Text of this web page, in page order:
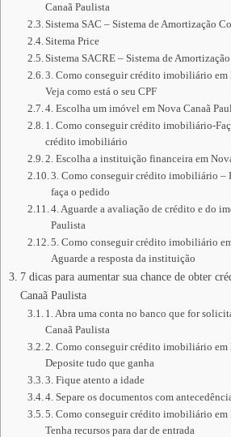
Canaã Paulista
Sistema SAC – Sistema de Amortização
Sitema Price
Sistema SACRE – Sistema de
3. Como conseguir crédito imobiliário em
Veja como está o seu CPF
4. Escolha um imóvel em Nova Canaã
1. Como conseguir crédito imobiliário-
crédito imobiliário
2. Escolha a instituição financeira em
3. Como conseguir crédito imobiliário –
faça o pedido
4. Aguarde a avaliação de crédito e do
Paulista
5. Como conseguir crédito imobiliário
Aguarde a resposta da instituição
7 dicas para aumentar sua chance de obter
Canaã Paulista
1. Abra uma conta no banco que for
Canaã Paulista
2. Como conseguir crédito imobiliário em
Deposite tudo que ganha
3. Fique atento a idade
4. Separe os documentos com
5. Como conseguir crédito imobiliário em
Tenha recursos para dar de entrada